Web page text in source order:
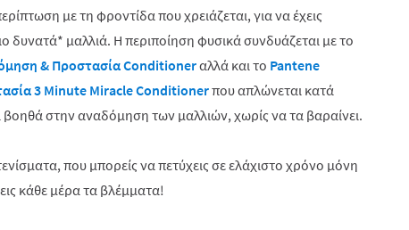
με τη φροντίδα που χρειάζεται, για να έχεις
δυνατά* μαλλιά. Η περιποίηση φυσικά συνδυάζεται με το
& Προστασία Conditionerαλλά και το Pantene
3Minute MiracleConditionerπου απλώνεται κατά
βοηθά στην αναδόμηση των μαλλιών, χωρίς να τα βαραίνει.
που μπορείς να πετύχεις σε ελάχιστο χρόνο μόνη
κάθε μέρα τα βλέμματα!